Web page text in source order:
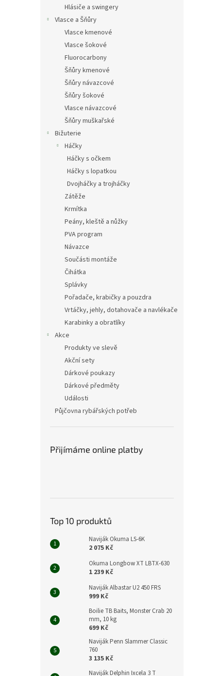
Hlásiče a swingery
Vlasce a Šňůry
Vlasce kmenové
Vlasce šokové
Fluorocarbony
Šňůry kmenové
Šňůry návazcové
Šňůry šokové
Vlasce návazcové
Šňůry muškařské
Bižuterie
Háčky
Háčky s očkem
Háčky s lopatkou
Dvojháčky a trojháčky
Zátěže
Krmítka
Peány, kleště a nůžky
PVA program
Návazce
Součásti montáže
Čihátka
Splávky
Pořadače, krabičky a pouzdra
Vrtáčky, jehly, dotahovače a navlékače
Karabinky a obratlíky
Akce
Produkty ve slevě
Akční sety
Dárkové poukazy
Dárkové předměty
Události
Půjčovna rybářských potřeb
Přijímáme online platby
Top 10 produktů
Naviják Okuma LS-6K
2 075 Kč
Okuma Longbow XT LBTX-630
1 239 Kč
Naviják Albastar U2 450 FRS
999 Kč
Boilie TB Baits, Monster Crab 20
mm, 10 kg
699 Kč
Naviják Penn Slammer Classic
760
3 135 Kč
Naviják Delphin Ixcela 3 T